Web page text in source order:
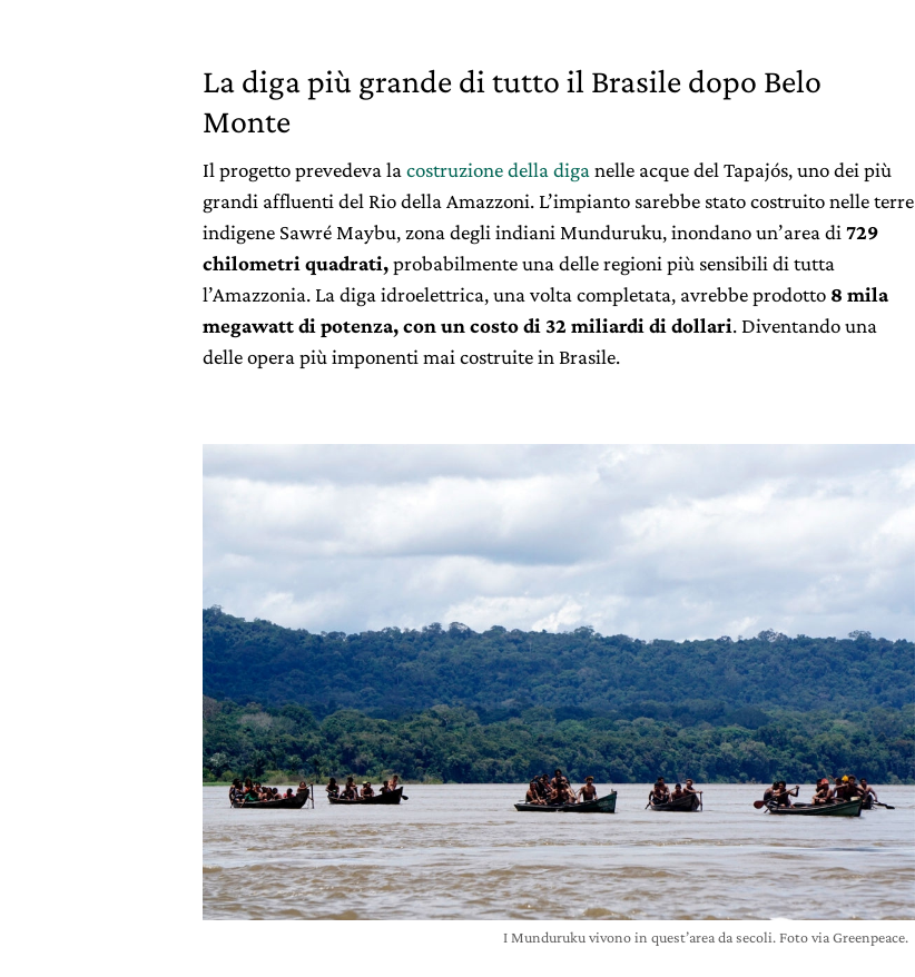
La diga più grande di tutto il Brasile dopo Belo
Monte
Il progetto prevedeva lacostruzione della diganelle acque del Tapajós, uno dei più
grandi affluenti del Rio della Amazzoni. L’impianto sarebbe stato costruito nelle terre
indigene Sawré Maybu, zona degli indiani Munduruku, inondano un’area di729
chilometri quadrati,probabilmente una delle regioni più sensibili di tutta
l’Amazzonia. La diga idroelettrica, una volta completata, avrebbe prodotto 8 mila
megawatt di potenza, con un costo di 32 miliardi di dollari. Diventando una
delle opera più imponenti mai costruite in Brasile.
I Munduruku vivono in quest’area da secoli. Foto via Greenpeace.